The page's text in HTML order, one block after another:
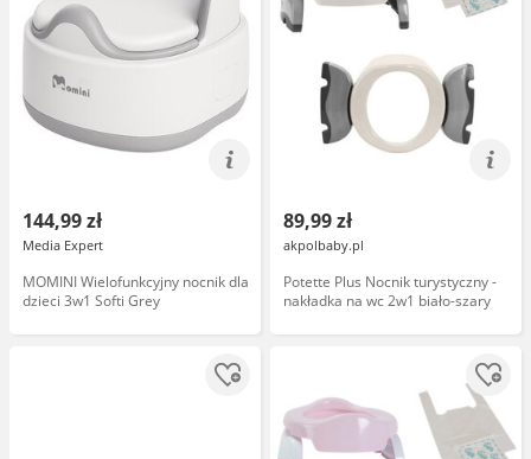
144,99 zł
Media Expert
MOMINI Wielofunkcyjny nocnik dla
dzieci 3w1 Softi Grey
89,99 zł
akpolbaby.pl
Potette Plus Nocnik turystyczny -
nakładka na wc 2w1 biało-szary